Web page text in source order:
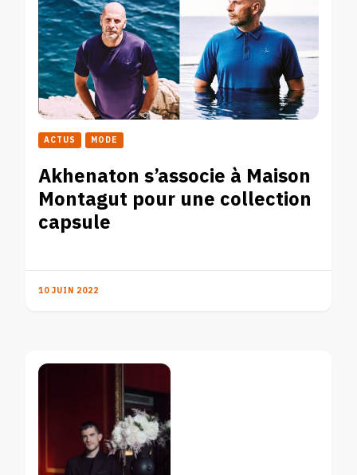
ACTUS MODE
Akhenaton s’associe à Maison
Montagut pour une collection
capsule
10 JUIN 2022